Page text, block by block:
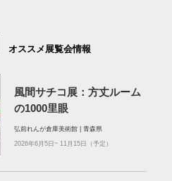
オススメ展覧会情報
⾵間サチコ展：⽅丈ルーム
の1000⾥眼
弘前れんが倉庫美術館 | 青森県
2026年6⽉5⽇~ 11⽉15⽇（予定）